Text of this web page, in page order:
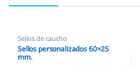
Sellos de caucho
Sellos personalizados 60×25
mm.